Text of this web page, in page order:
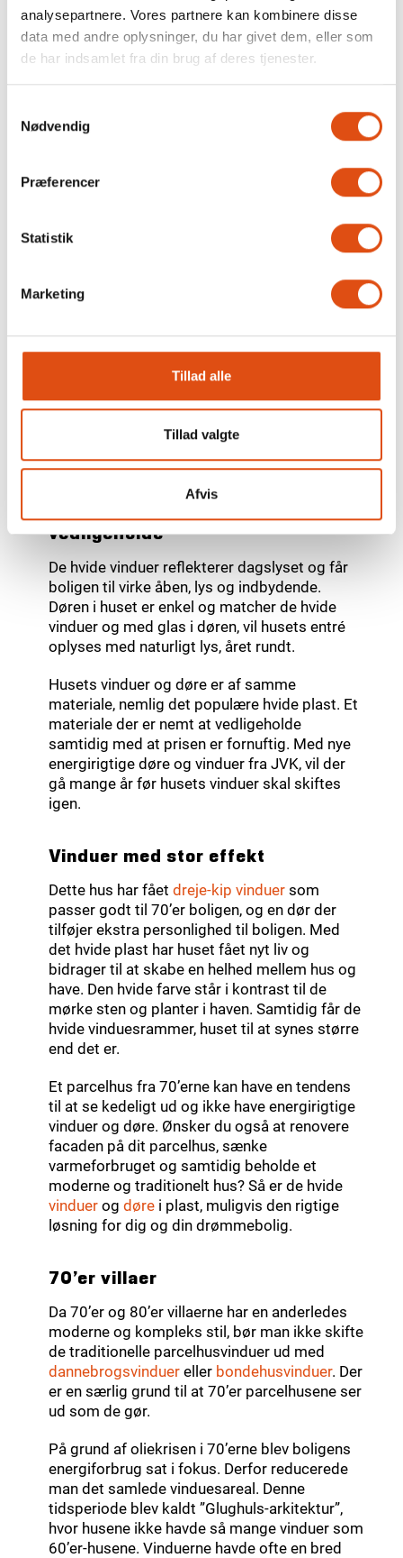
analysepartnere. Vores partnere kan kombinere disse
data med andre oplysninger, du har givet dem, eller som
de har indsamlet fra din brug af deres tjenester.
Nødvendig
Præferencer
Statistik
Marketing
Tillad alle
Tillad valgte
Afvis
SE VORES UDVALG AF VINDUER I
PLAST
vedligeholde
De hvide vinduer reflekterer dagslyset og får
boligen til virke åben, lys og indbydende.
Døren i huset er enkel og matcher de hvide
vinduer og med glas i døren, vil husets entré
oplyses med naturligt lys, året rundt.
Husets vinduer og døre er af samme
materiale, nemlig det populære hvide plast. Et
materiale der er nemt at vedligeholde
samtidig med at prisen er fornuftig. Med nye
energirigtige døre og vinduer fra JVK, vil der
gå mange år før husets vinduer skal skiftes
igen.
Vinduer med stor effekt
Dette hus har fået dreje-kip vinduer som
passer godt til 70’er boligen, og en dør der
tilføjer ekstra personlighed til boligen. Med
det hvide plast har huset fået nyt liv og
bidrager til at skabe en helhed mellem hus og
have. Den hvide farve står i kontrast til de
mørke sten og planter i haven. Samtidig får de
hvide vinduesrammer, huset til at synes større
end det er.
Et parcelhus fra 70’erne kan have en tendens
til at se kedeligt ud og ikke have energirigtige
vinduer og døre. Ønsker du også at renovere
facaden på dit parcelhus, sænke
varmeforbruget og samtidig beholde et
moderne og traditionelt hus? Så er de hvide
vinduer og døre i plast, muligvis den rigtige
løsning for dig og din drømmebolig.
70’er villaer
Da 70’er og 80’er villaerne har en anderledes
moderne og kompleks stil, bør man ikke skifte
de traditionelle parcelhusvinduer ud med
dannebrogsvinduer eller bondehusvinduer. Der
er en særlig grund til at 70’er parcelhusene ser
ud som de gør.
På grund af oliekrisen i 70’erne blev boligens
energiforbrug sat i fokus. Derfor reducerede
man det samlede vinduesareal. Denne
tidsperiode blev kaldt ”Glughuls-arkitektur”,
hvor husene ikke havde så mange vinduer som
60’er-husene. Vinduerne havde ofte en bred